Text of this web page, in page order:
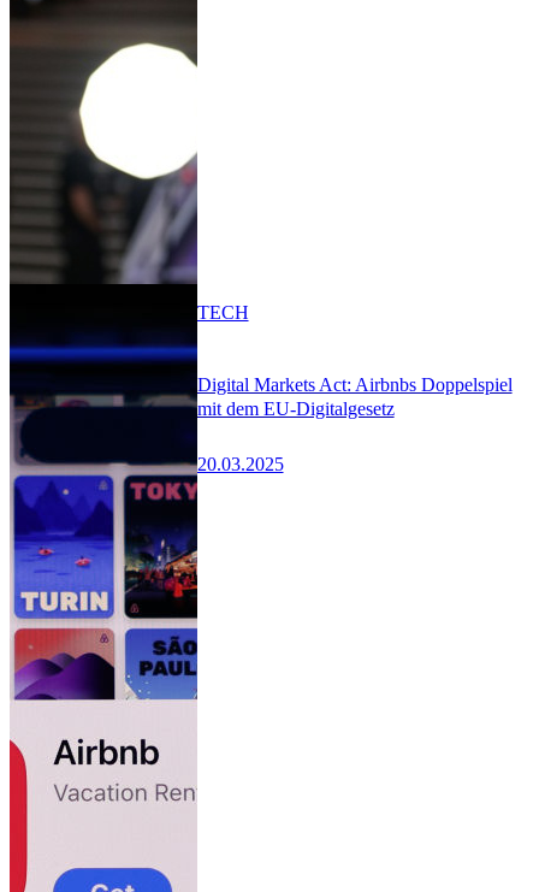
Digital Markets Act: Airbnbs Doppelspiel
mit dem EU-Digitalgesetz
20.03.2025
TECH